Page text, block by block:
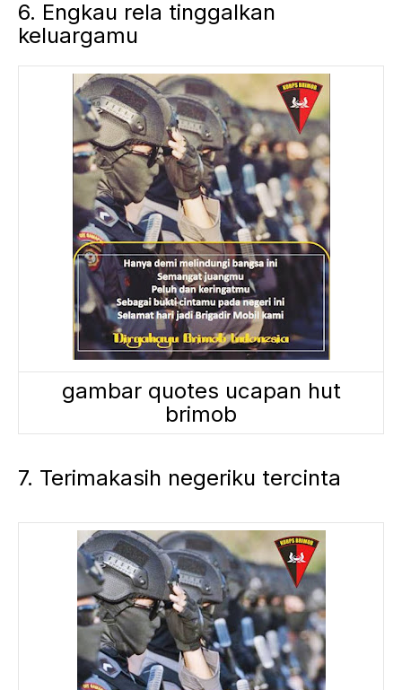
6. Engkau rela tinggalkan
keluargamu
gambar quotes ucapan hut
brimob
7. Terimakasih negeriku tercinta